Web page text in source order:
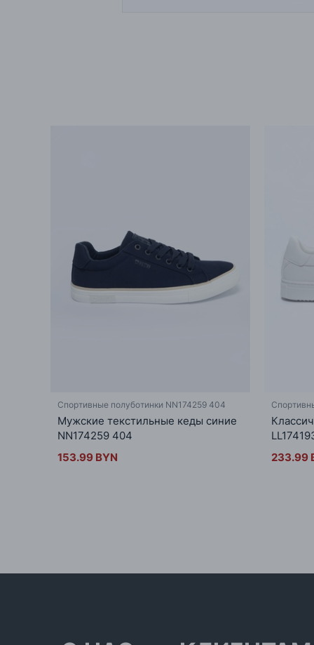
Спортивные полуботинки NN174259 404
Мужские текстильные кеды синие
NN174259 404
153.99 BYN
233.99